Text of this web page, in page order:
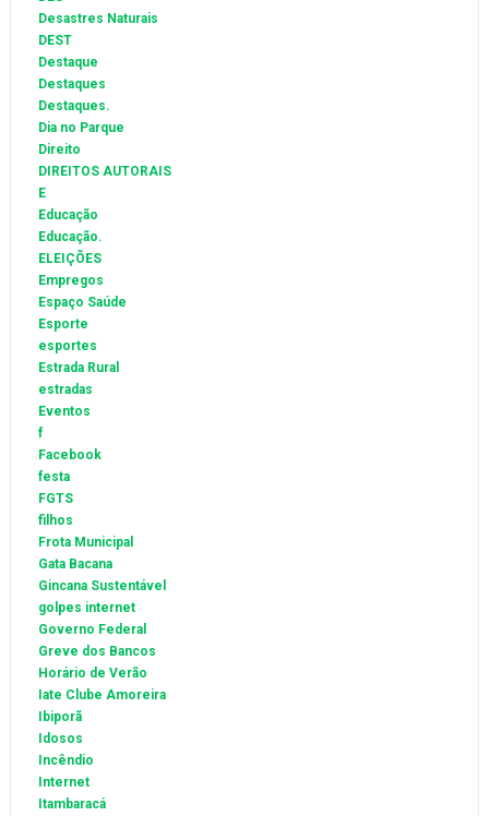
Desastres Naturais
DEST
Destaque
Destaques
Destaques.
Dia no Parque
Direito
DIREITOS AUTORAIS
E
Educação
Educação.
ELEIÇÕES
Empregos
Espaço Saúde
Esporte
esportes
Estrada Rural
estradas
Eventos
f
Facebook
festa
FGTS
filhos
Frota Municipal
Gata Bacana
Gincana Sustentável
golpes internet
Governo Federal
Greve dos Bancos
Horário de Verão
Iate Clube Amoreira
Ibiporã
Idosos
Incêndio
Internet
Itambaracá